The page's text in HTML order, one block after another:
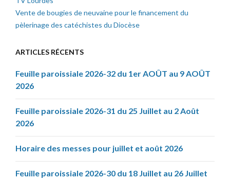
Vente de bougies de neuvaine pour le financement du
pèlerinage des catéchistes du Diocèse
ARTICLES RÉCENTS
Feuille paroissiale 2026-32 du 1er AOÛT au 9 AOÛT
2026
Feuille paroissiale 2026-31 du 25 Juillet au 2 Août
2026
Horaire des messes pour juillet et août 2026
Feuille paroissiale 2026-30 du 18 Juillet au 26 Juillet